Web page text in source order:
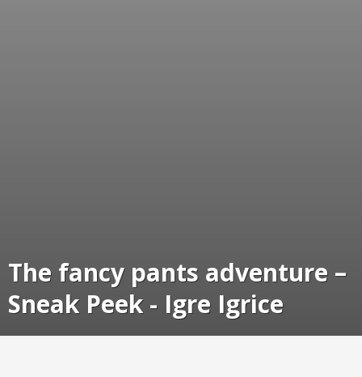
The fancy pants adventure –
Sneak Peek - Igre Igrice